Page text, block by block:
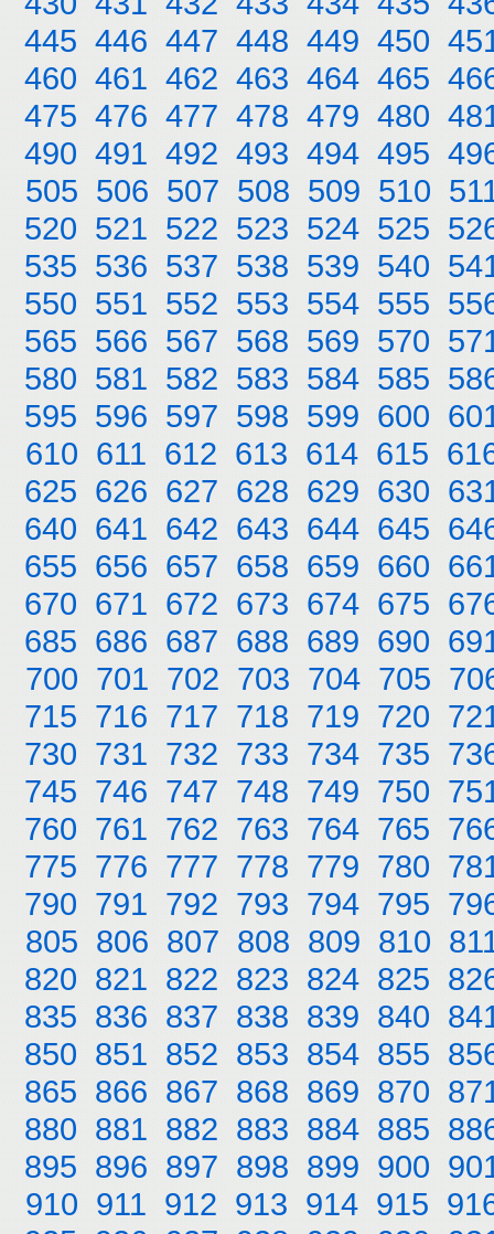
445 446 447 448 449 450
460 461 462 463 464 465
475 476 477 478 479 480
490 491 492 493 494 495
505 506 507 508 509 510
520 521 522 523 524 525
535 536 537 538 539 540
550 551 552 553 554 555
565 566 567 568 569 570
580 581 582 583 584 585
595 596 597 598 599 600
610 611 612 613 614 615
625 626 627 628 629 630
640 641 642 643 644 645
655 656 657 658 659 660
670 671 672 673 674 675
685 686 687 688 689 690
700 701 702 703 704 705
715 716 717 718 719 720
730 731 732 733 734 735
745 746 747 748 749 750
760 761 762 763 764 765
775 776 777 778 779 780
790 791 792 793 794 795
805 806 807 808 809 810
820 821 822 823 824 825
835 836 837 838 839 840
850 851 852 853 854 855
865 866 867 868 869 870
880 881 882 883 884 885
895 896 897 898 899 900
910 911 912 913 914 915